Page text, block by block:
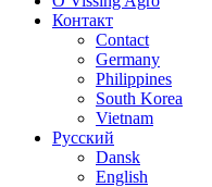
Контакт
Contact
Germany
Philippines
South Korea
Vietnam
Русский
Dansk
English